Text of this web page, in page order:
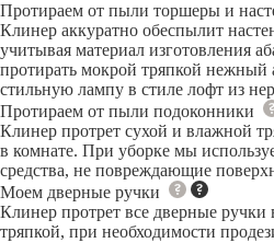
Протираем от пыли торшеры и
Клинер аккуратно обеспылит
учитывая материал изготовления
протирать мокрой тряпкой нежный
стильную лампу в стиле лофт из
Протираем от пыли подоконники
Клинер протрет сухой и влажной
в комнате. При уборке мы
средства, не повреждающие
Моем дверные ручки
Клинер протрет все дверные ручки
тряпкой, при необходимости